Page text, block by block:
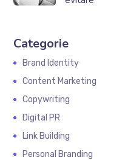
Categorie
Brand Identity
Content Marketing
Copywriting
Digital PR
Link Building
Personal Branding